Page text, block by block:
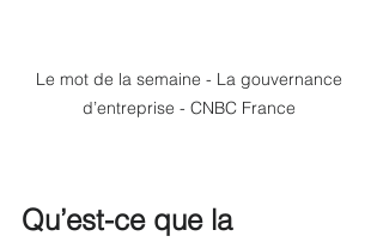
Le mot de la semaine - La gouvernance
d’entreprise - CNBC France
Qu’est-ce que la